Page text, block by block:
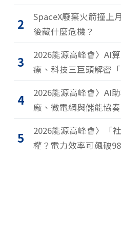
2
SpaceX廢棄火箭撞上
後藏什麼危機？
3
2026能源高峰會〉AI
療、科技三巨頭解密
4
2026能源高峰會〉AI
廠、微電網與儲能協
5
2026能源高峰會〉「
權？電力效率可飆破